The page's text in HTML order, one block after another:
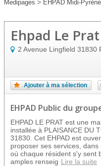
Medipages > EHPAD Midi-
Ehpad Le Prat
2 Avenue Lingfield 31830
Ajouter à ma sélection
EHPAD Public du
EHPAD LE PRAT est une
installée à PLAISANCE DU
31830. Cet EHPAD est
proposer ses services,
où chaque résident s'y sent
amples renseig Lire la suite